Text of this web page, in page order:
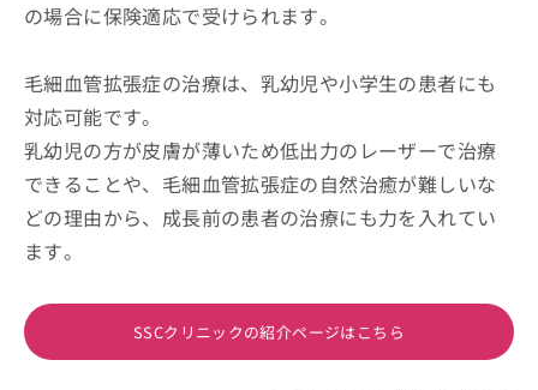
の場合に保険適応で受けられます。
毛細血管拡張症の治療は、乳幼児や小学生の患者にも
対応可能です。
乳幼児の方が皮膚が薄いため低出力のレーザーで治療
できることや、毛細血管拡張症の自然治癒が難しいな
どの理由から、成長前の患者の治療にも力を入れてい
ます。
SSCクリニックの紹介ページはこちら